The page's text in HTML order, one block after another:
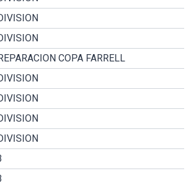
COPA FARRELL